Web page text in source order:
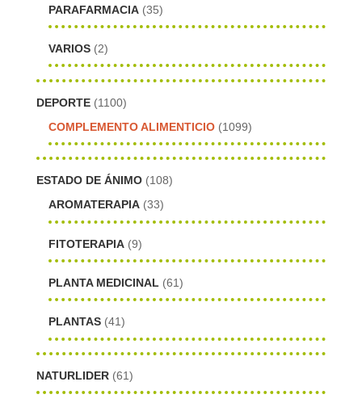
PARAFARMACIA (35)
VARIOS (2)
DEPORTE (1100)
COMPLEMENTO ALIMENTICIO (1099)
ESTADO DE ÁNIMO (108)
AROMATERAPIA (33)
FITOTERAPIA (9)
PLANTA MEDICINAL (61)
PLANTAS (41)
NATURLIDER (61)